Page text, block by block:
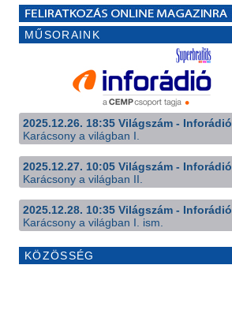
MŰSORAINK
2025.12.26. 18:35 Világszám - Inforádió
Karácsony a világban I.
2025.12.27. 10:05 Világszám - Inforádió
Karácsony a világban II.
2025.12.28. 10:35 Világszám - Inforádió
Karácsony a világban I. ism.
KÖZÖSSÉG